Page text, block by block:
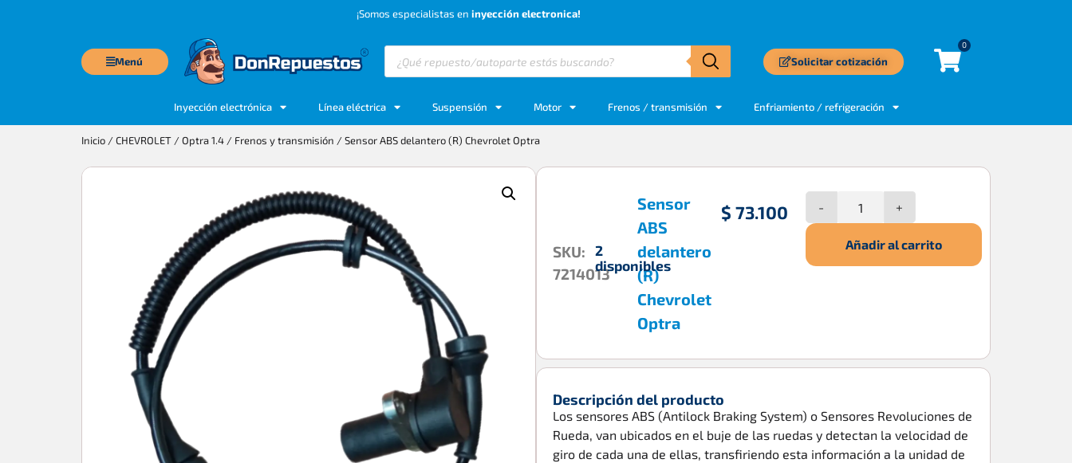
¡Somos especialistas en inyección electronica!
Menú Solicitar cotización
0
Inyección electrónica Línea eléctrica Suspensión Motor Frenos / transmisión Enfriamiento / refrigeración
Inicio /CHEVROLET /Optra 1.4 / Frenos y transmisión / Sensor ABS delantero (R) Chevrolet Optra
Sensor
ABS
delantero
(R)
Chevrolet
Optra
$ 73.100
SKU:
7214013
2
disponibles
- +
Añadir al carrito
Descripción del producto
Los sensores ABS (Antilock Braking System) o Sensores Revoluciones de
Rueda, van ubicados en el buje de las ruedas y detectan la velocidad de
giro de cada una de ellas, transfiriendo esta información a la unidad de